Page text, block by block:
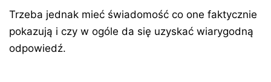
Trzeba jednak mieć świadomość co one faktycznie
pokazują i czy w ogóle da się uzyskać wiarygodną
odpowiedź.